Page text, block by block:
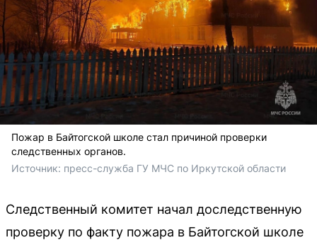
Пожар в Байтогской школе стал причиной проверки
следственных органов.
Источник: пресс-служба ГУ МЧС по Иркутской области
Следственный комитет начал доследственную
проверку по факту пожара в Байтогской школе